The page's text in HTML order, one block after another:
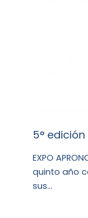
5°
EXPO
quinto año
sus…